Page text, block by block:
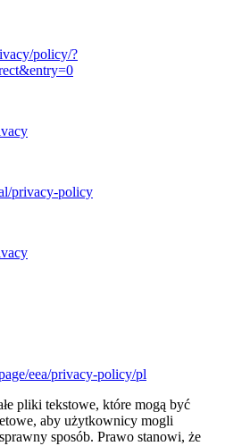
policy/?
privacy-policy
eea/privacy-policy/pl
pliki tekstowe, które mogą być
aby użytkownicy mogli
sposób. Prawo stanowi, że